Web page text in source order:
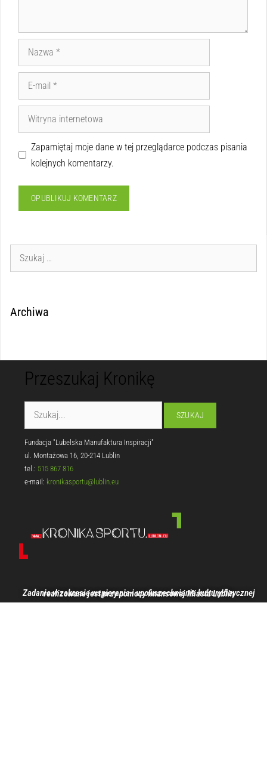
Zapamiętaj moje dane w tej przeglądarce podczas pisania
kolejnych komentarzy.
Archiwa
Przeszukaj Kronikę
Fundacja "Lubelska Manufaktura Inspiracji"
ul. Montażowa 16, 20-214 Lublin
tel.: 515 867 816
e-mail: kronikasportu@lublin.eu
Zadanie w zakresie wspierania i upowszechniania kultury fizycznej realizowane jest przy pomocy finansowej Miasta Lublin